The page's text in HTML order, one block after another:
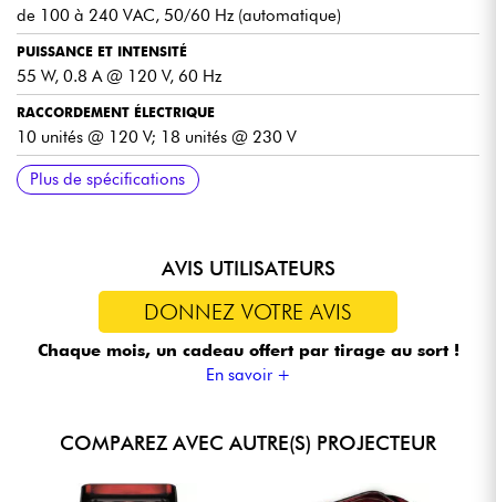
de 100 à 240 VAC, 50/60 Hz (automatique)
PUISSANCE ET INTENSITÉ
55 W, 0.8 A @ 120 V, 60 Hz
RACCORDEMENT ÉLECTRIQUE
10 unités @ 120 V; 18 unités @ 230 V
POIDS
7.6 lbs (3.4 kg)
DIMENSIONS
12 x 3.5 x 8.5 in (308 x 89 x 217 mm)
HOMOLOGATIONS
CE, UKCA, RoHS
CONTRÔLEURS OPTIONNELS
IRC-6, ILS Command
DURÉE DE FONCTIONNEMENT MAXI (TOUT ALLUMÉ)
jusqu'à 9 heures
DURÉE DE FONCTIONNEMENT MAXI (UNE SEULE COULEUR)
jusqu'à 20 heures
TEMPS DE CHARGE
5 heures
Plus de spécifications
AVIS UTILISATEURS
DONNEZ VOTRE AVIS
Chaque mois, un cadeau offert par tirage au sort !
En savoir +
COMPAREZ AVEC AUTRE(S) PROJECTEUR